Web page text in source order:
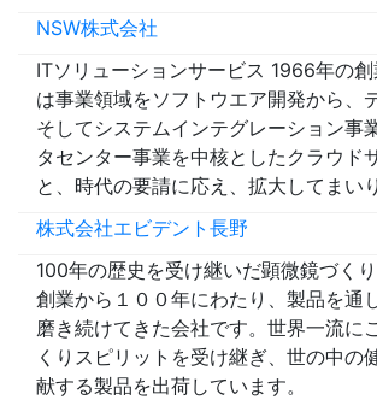
NSW株式会社
ITソリューションサービス 1966年の
は事業領域をソフトウエア開発から、
そしてシステムインテグレーション事
タセンター事業を中核としたクラウド
と、時代の要請に応え、拡大してまい
株式会社エビデント長野
100年の歴史を受け継いだ顕微鏡づく
創業から１００年にわたり、製品を通
磨き続けてきた会社です。世界一流に
くりスピリットを受け継ぎ、世の中の
献する製品を出荷しています。